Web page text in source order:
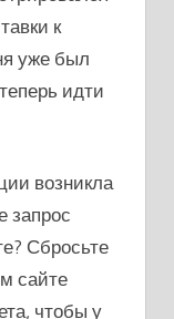
к
уже был
идти
возникла
запрос
Сбросьте
сайте
чтобы у